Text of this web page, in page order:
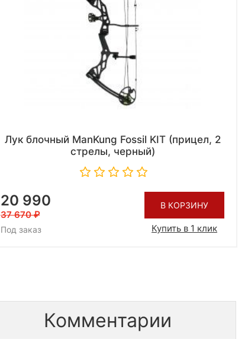
Лук блочный ManKung Fossil KIT (прицел, 2
стрелы, черный)
20 990
37 670
Под заказ
В КОРЗИНУ
Купить в 1 клик
Комментарии